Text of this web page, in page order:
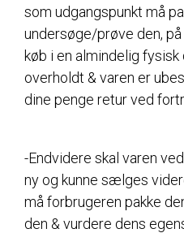
som udgangspunkt må
undersøge/prøve den,
køb i en almindelig
overholdt & varen er
dine penge retur ved
-Endvidere skal varen
ny og kunne sælges
må forbrugeren pakke
den & vurdere dens